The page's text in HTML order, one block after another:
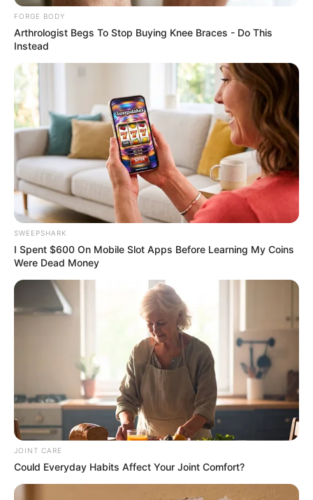
Where Are They Now? 9 Ex-Actors Found
Unexpected Career Paths
BRAINBERRIES
Sensational Seductress: Demi Moore's Most
Scandalous Performances
Once Criticized For Her Figure, Now She's Turning
Heads
BRAINBERRIES
FORGE BODY
Arthrologist Begs To Stop Buying Knee Braces - Do This
Instead
SWEEPSHARK
I Spent $600 On Mobile Slot Apps Before Learning My Coins
Were Dead Money
JOINT CARE
Could Everyday Habits Affect Your Joint Comfort?